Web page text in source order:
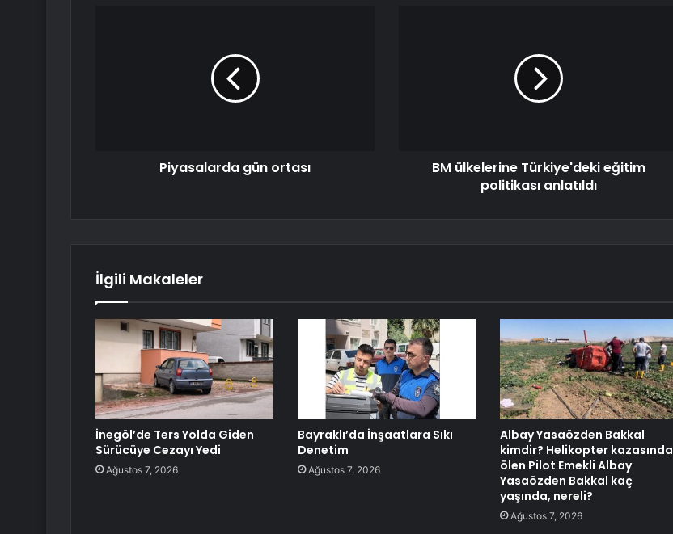
Piyasalarda gün ortası
BM ülkelerine Türkiye'deki eğitim
politikası anlatıldı
İlgili Makaleler
İnegöl’de Ters Yolda Giden
Sürücüye Cezayı Yedi
Ağustos 7, 2026
Bayraklı’da İnşaatlara Sıkı
Denetim
Ağustos 7, 2026
Albay Yasaözden Bakkal
kimdir? Helikopter kazasında
ölen Pilot Emekli Albay
Yasaözden Bakkal kaç
yaşında, nereli?
Ağustos 7, 2026